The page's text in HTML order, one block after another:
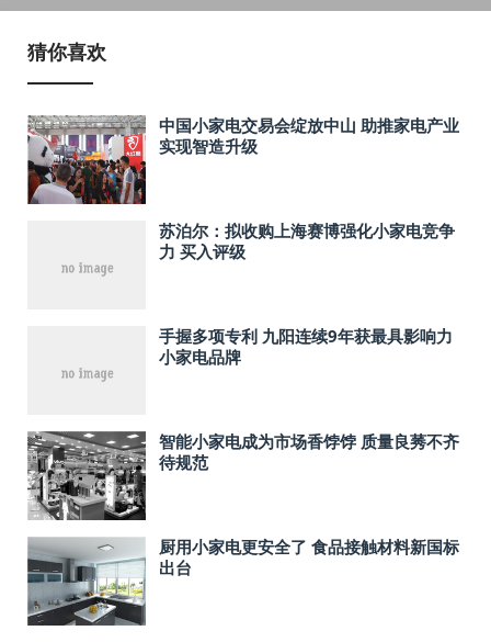
猜你喜欢
中国小家电交易会绽放中山 助推家电产业
实现智造升级
苏泊尔：拟收购上海赛博强化小家电竞争
力 买入评级
手握多项专利 九阳连续9年获最具影响力
小家电品牌
智能小家电成为市场香饽饽 质量良莠不齐
待规范
厨用小家电更安全了 食品接触材料新国标
出台